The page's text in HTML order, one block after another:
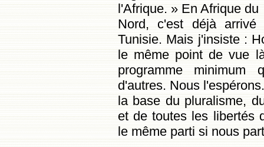
l'Afrique. » En Afrique du
Nord, c'est déjà
Tunisie. Mais j'insiste :
le même point de vue
programme minimum
d'autres. Nous
la base du pluralisme,
et de toutes les libertés
le même parti si nous